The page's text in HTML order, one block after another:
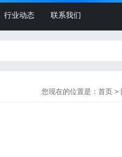
行业动态 联系我们
您现在的位置是： 首页 >